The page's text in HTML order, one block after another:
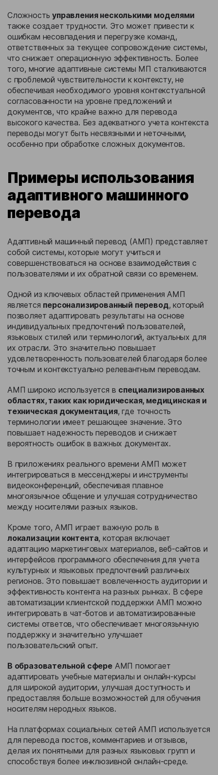
Сложностьуправления несколькими моделями
также создает трудности. Это может привести к
ошибкам несовпадения и перегрузке команд,
ответственных за текущее сопровождение системы,
что снижает операционную эффективность. Более
того, многие адаптивные системы МП сталкиваются
с проблемой чувствительности к контексту, не
обеспечивая необходимого уровня контекстуальной
согласованности на уровне предложений и
документов, что крайне важно для перевода
высокого качества. Без адекватного учета контекста
переводы могут быть несвязными и неточными,
особенно при обработке сложных документов.
Примеры использования
адаптивного машинного
перевода
Адаптивный машинный перевод (АМП) представляет
собой системы, которые могут учиться и
совершенствоваться на основе взаимодействия с
пользователями и их обратной связи со временем.
Одной из ключевых областей применения АМП
является персонализированный перевод, который
позволяет адаптировать результаты на основе
индивидуальных предпочтений пользователей,
языковых стилей или терминологий, актуальных для
их отрасли. Это значительно повышает
удовлетворенность пользователей благодаря более
точным и контекстуально релевантным переводам.
АМП широко используется в специализированных
областях, таких как юридическая, медицинская и
техническая документация, где точность
терминологии имеет решающее значение. Это
повышает надежность переводов и снижает
вероятность ошибок в важных документах.
В приложениях реального времени АМП может
интегрироваться в мессенджеры и инструменты
видеоконференций, обеспечивая плавное
многоязычное общение и улучшая сотрудничество
между носителями разных языков.
Кроме того, АМП играет важную роль в
локализации контента, которая включает
адаптацию маркетинговых материалов, веб-сайтов и
интерфейсов программного обеспечения для учета
культурных и языковых предпочтений различных
регионов. Это повышает вовлеченность аудитории и
эффективность контента на разных рынках. В сфере
автоматизации клиентской поддержки АМП можно
интегрировать в чат-ботов и автоматизированные
системы ответов, что обеспечивает многоязычную
поддержку и значительно улучшает
пользовательский опыт.
В образовательной сфереАМП помогает
адаптировать учебные материалы и онлайн-курсы
для широкой аудитории, улучшая доступность и
предоставляя больше возможностей для обучения
носителям неродных языков.
На платформах социальных сетей АМП используется
для перевода постов, комментариев и отзывов,
делая их понятными для разных языковых групп и
способствуя более инклюзивной онлайн-среде.